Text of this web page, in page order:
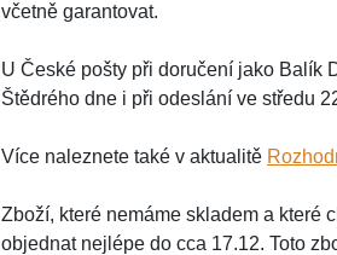
včetně garantovat.
U České pošty při doručení jako Balík
Štědrého dne i při odeslání ve středu
Více naleznete také v aktualitě
Zboží, které nemáme skladem a které
objednat nejlépe do cca 17.12. Toto